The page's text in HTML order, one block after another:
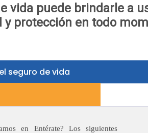
vida puede brindarle a
y protección en todo
seguro de vida
en Entérate? Los siguientes